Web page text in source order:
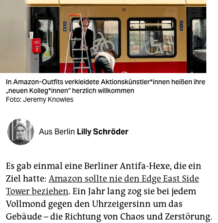
verlag
verlag
veranstaltungen
shop
fragen & hilfe
unterstützen
abo
epaper login
In Amazon-Outfits verkleidete Ak­ti­ons­künst­le­r*in­nen heißen ihre
„neuen Kolleg*innen“ herzlich willkommen
Foto: Jeremy Knowles
Aus Berlin Lilly Schröder
Es gab einmal eine Berliner Antifa-Hexe, die ein
Ziel hatte: Amazon sollte nie den Edge East Side
Tow­er beziehen. Ein Jahr lang zog sie bei jedem
Vollmond gegen den Uhrzeigersinn um das
Gebäude – die Richtung von Chaos und Zerstörung.